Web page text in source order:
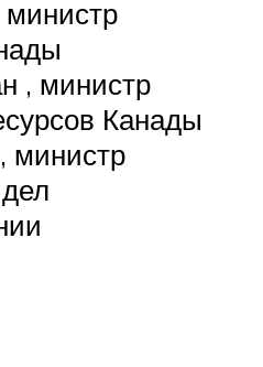
, министр
Канады
министр